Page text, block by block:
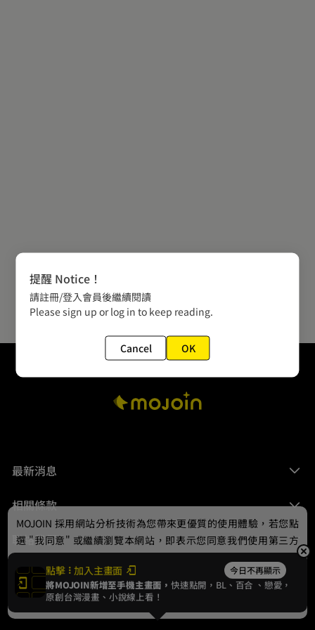
最新消息
相關條款
聯絡我們
© 2024 gamania Digital Entertainment Co., Ltd.
點擊 加入主畫面 今日不再顯示
將MOJOIN新增至手機主畫面，快速點開，BL、 百合 、戀愛，
原創台灣漫畫、小說線上看！
MOJOIN 採用網站分析技術為您帶來更優質的使用體驗，若您點
選 "我同意" 或繼續瀏覽本網站，即表示您同意我們使用第三方
Cookie，欲瞭解更多資訊請見隱私權政策。
我同意
提醒 Notice！
請註冊/登入會員後繼續閱讀
Please sign up or log in to keep reading.
Cancel OK